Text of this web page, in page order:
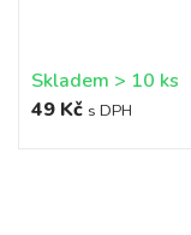
Skladem > 10 ks
49 Kč s DPH